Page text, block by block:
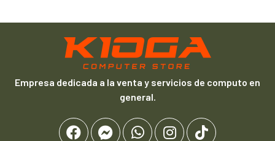
Empresa dedicada a la venta y servicios de computo en
general.